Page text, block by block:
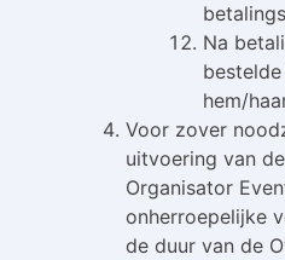
Na
hem/
Voor zover
uitvoering van
Organisator
onherroepelijke
de duur van de